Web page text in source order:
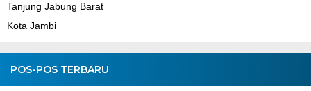
Tanjung Jabung Barat
Kota Jambi
POS-POS TERBARU